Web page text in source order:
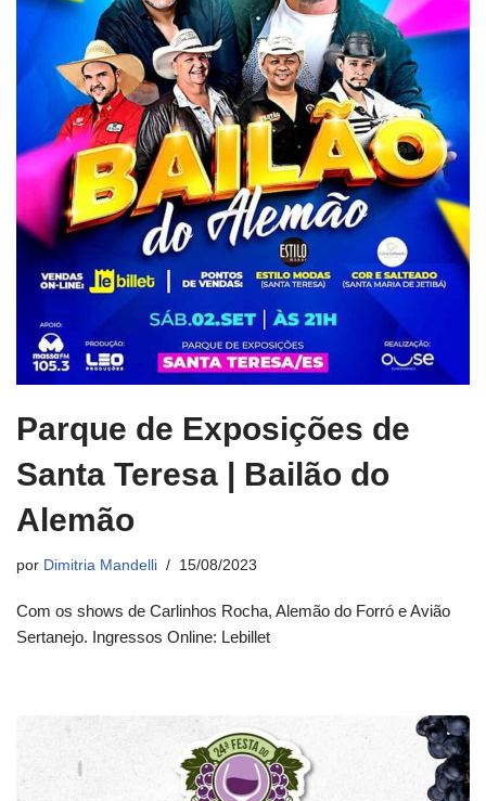
Parque de Exposições de
Santa Teresa | Bailão do
Alemão
por Dimitria Mandelli 15/08/2023
Com os shows de Carlinhos Rocha, Alemão do Forró e Avião
Sertanejo. Ingressos Online: Lebillet